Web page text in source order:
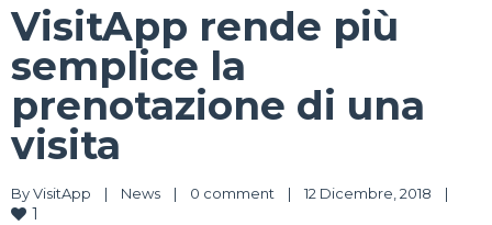
VisitApp rende più
semplice la
prenotazione di una
visita
By VisitApp | News | 0 comment | 12 Dicembre, 2018 |
1